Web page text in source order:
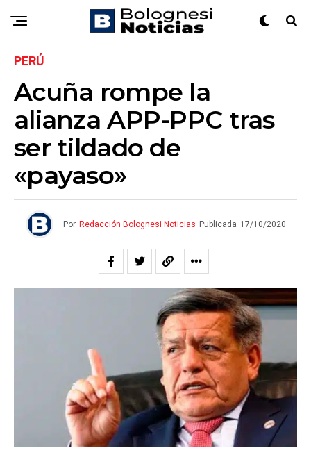
PERÚ
Acuña rompe la
alianza APP-PPC tras
ser tildado de
«payaso»
Por Redacción Bolognesi Noticias Publicada 17/10/2020